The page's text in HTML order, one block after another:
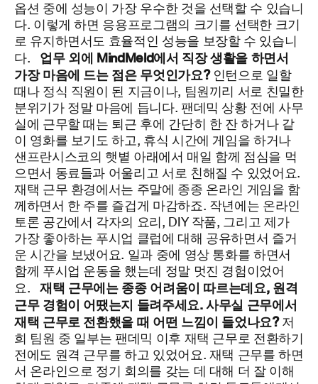
옵션 중에 성능이 가장 우수한 것을 선택할 수 있습니
다. 이렇게 하면 응용프로그램의 크기를 선택한 크기
로 유지하면서도 효율적인 성능을 보장할 수 있습니
다.
업무 외에 MindMeld에서 직장 생활을 하면서
가장 마음에 드는 점은 무엇인가요? 인턴으로 일할
때나 정식 직원이 된 지금이나, 팀원끼리 서로 친밀한
분위기가 정말 마음에 듭니다. 팬데믹 상황 전에 사무
실에 근무할 때는 퇴근 후에 간단히 한 잔 하거나 같
이 영화를 보기도 하고, 휴식 시간에 게임을 하거나
샌프란시스코의 햇볕 아래에서 매일 함께 점심을 먹
으면서 동료들과 어울리고 서로 친해질 수 있었어요.
재택 근무 환경에서는 주말에 종종 온라인 게임을 함
께하면서 한 주를 즐겁게 마감하죠. 작년에는 온라인
토론 공간에서 각자의 요리, DIY 작품, 그리고 제가
가장 좋아하는 푸시업 클럽에 대해 공유하면서 즐거
운 시간을 보냈어요. 일과 중에 영상 통화를 하면서
함께 푸시업 운동을 했는데 정말 멋진 경험이었어
요.
재택 근무에는 종종 어려움이 따르는데요, 원격
근무 경험이 어땠는지 들려주세요. 사무실 근무에서
재택 근무로 전환했을 때 어떤 느낌이 들었나요? 저
희 팀원 중 일부는 팬데믹 이후 재택 근무로 전환하기
전에도 원격 근무를 하고 있었어요. 재택 근무를 하면
서 온라인으로 정기 회의를 갖는 데 대해 더 잘 이해